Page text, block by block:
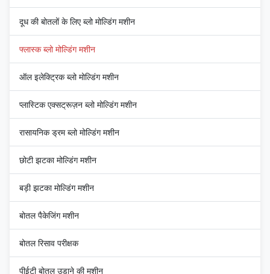
दूध की बोतलों के लिए ब्लो मोल्डिंग मशीन
फ्लास्क ब्लो मोल्डिंग मशीन
ऑल इलेक्ट्रिक ब्लो मोल्डिंग मशीन
प्लास्टिक एक्सट्रूज़न ब्लो मोल्डिंग मशीन
रासायनिक ड्रम ब्लो मोल्डिंग मशीन
छोटी झटका मोल्डिंग मशीन
बड़ी झटका मोल्डिंग मशीन
बोतल पैकेजिंग मशीन
बोतल रिसाव परीक्षक
पीईटी बोतल उड़ाने की मशीन